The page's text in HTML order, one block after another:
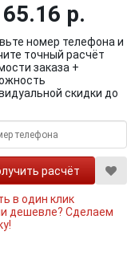
р.
номер телефона и
точный расчёт
заказа +
скидки до
в один клик
дешевле?Сделаем